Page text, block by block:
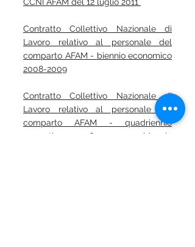
Contratto Collettivo Nazionale di
Lavoro relativo al personale del
comparto AFAM - biennio economico
2008-2009
Contratto Collettivo Nazionale di
Lavoro relativo al personale del
comparto AFAM - quadriennio
normativo 2006-2009 - biennio